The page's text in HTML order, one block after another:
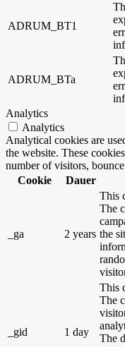
ADRUM_BT1
ADRUM_BTa
Analytics
Analytics
Analytical cookies are
the website. These
number of visitors,
Cookie
Dauer
_ga 2 years
This
The
the
_gid 1 day
This
The
The